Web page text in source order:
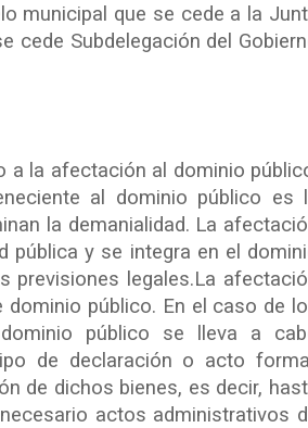
municipal que se cede a la
cede Subdelegación del
a la afectación al dominio
al dominio público es
la demanialidad. La
pública y se integra en el
previsiones legales.La
público. En el caso de
público se lleva a
de declaración o acto
de dichos bienes, es decir,
actos administrativos